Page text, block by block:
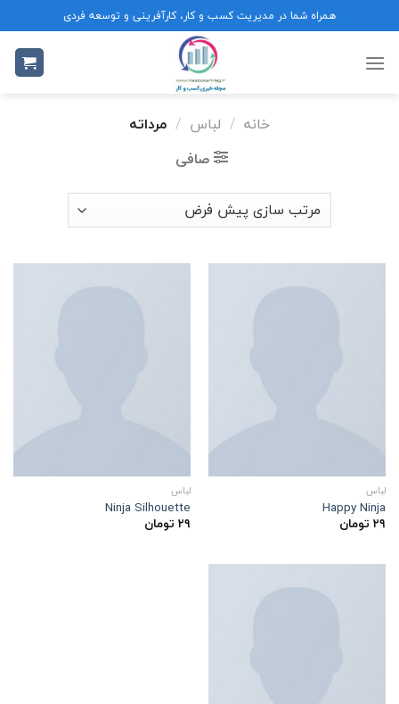
to
content
همراه شما در مدیریت کسب و کار، کارآفرینی و توسعه فردی
خانه / لباس / مرداته
صافی
لباس
Happy Ninja
۲۹ تومان
لباس
Ninja Silhouette
۲۹ تومان